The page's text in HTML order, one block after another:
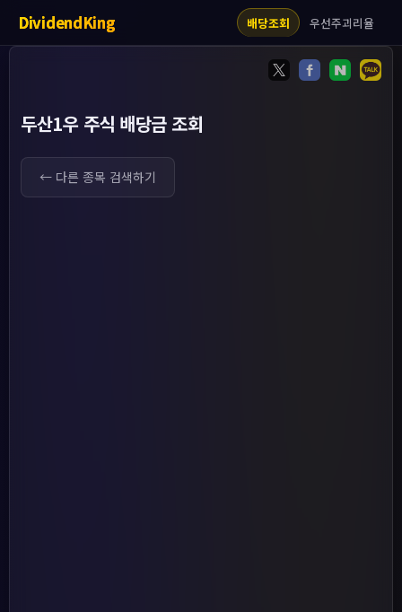
DividendKing 배당조회 우선주괴리율
두산1우 주식 배당금 조회
← 다른 종목 검색하기